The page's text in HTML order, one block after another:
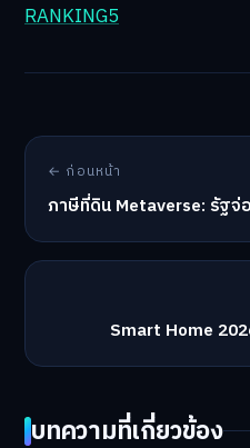
RANKING5
← ก่อนหน้า
ภาษีที่ดิน Metaverse: รัฐจ่
Smart Home
บทความที่เกี่ยวข้อง